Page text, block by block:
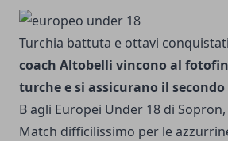
Turchia battuta e ottavi
coach Altobelli vincono al
turche e si assicurano il
B agli Europei Under 18 di
Match difficilissimo per le